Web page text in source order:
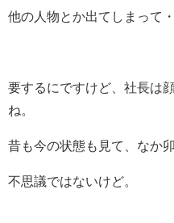
他の人物とか出てしまって・
要するにですけど、社長は
ね。
昔も今の状態も見て、なか
不思議ではないけど。